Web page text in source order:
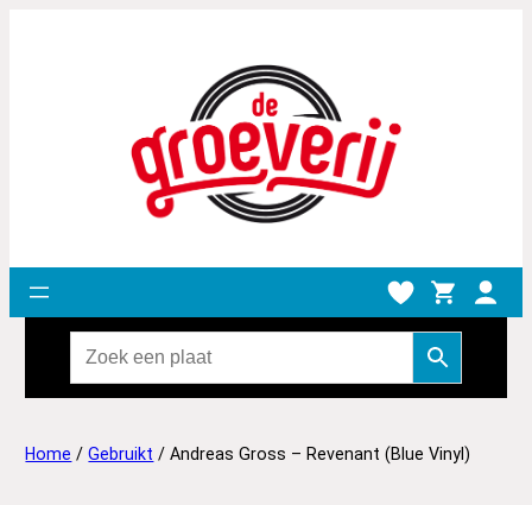
Home /Gebruikt / Andreas Gross – Revenant (Blue Vinyl)